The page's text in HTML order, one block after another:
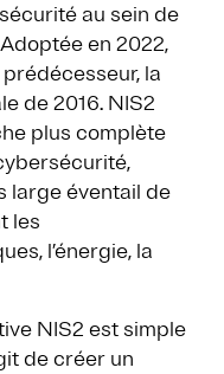
au sein de
en 2022,
la
de 2016. NIS2
plus complète
large éventail de
les
l’énergie, la
NIS2 est simple
de créer un